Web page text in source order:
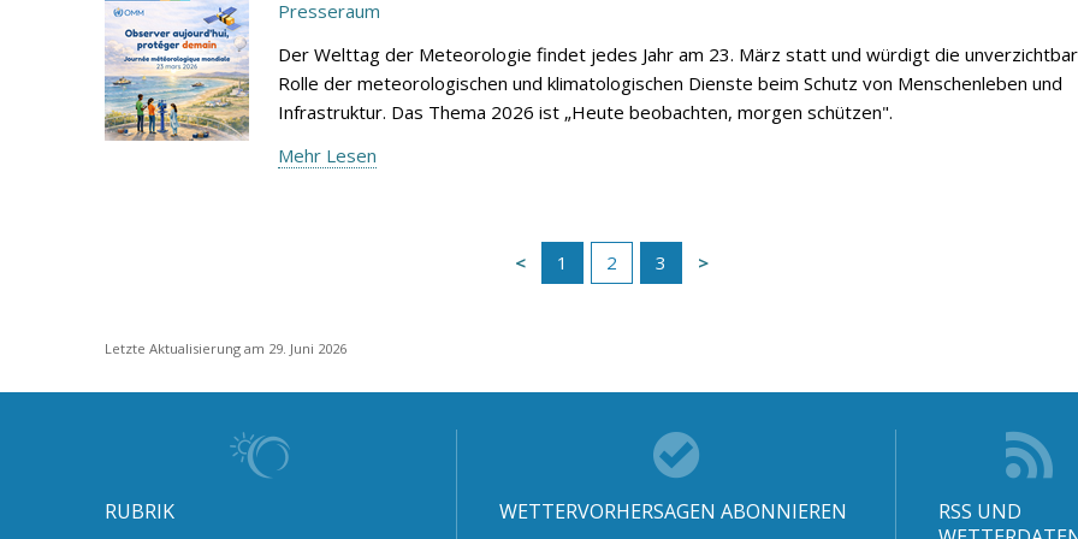
Presseraum
Der Welttag der Meteorologie findet jedes Jahr am 23. März statt und würdigt die
Rolle der meteorologischen und klimatologischen Dienste beim Schutz von Menschenleben und
Infrastruktur. Das Thema 2026 ist „Heute beobachten, morgen schützen".
Mehr Lesen
1 2 3
Letzte Aktualisierung am 29. Juni 2026
RUBRIK WETTERVORHERSAGEN ABONNIEREN
RSS UND